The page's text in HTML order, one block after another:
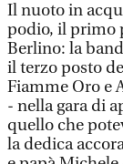
Il nuoto in
podio, il primo
Berlino: la
il terzo posto
Fiamme Oro e
- nella gara di
quello che
la dedica